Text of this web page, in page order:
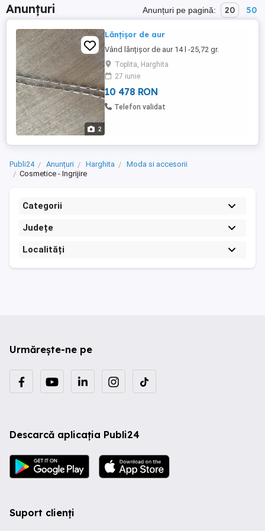
Anunțuri Anunțuri pe pagină: 20 50
2
Lănțișor de aur
Vând lănțișor de aur 14 l -25,72 gr.
Toplita, Harghita
27 iunie
10 478 RON
Telefon validat
Publi24 Anunțuri Harghita
Moda si accesorii
Cosmetice - Ingrijire
Categorii
Județe
Localități
Urmărește-ne pe
Descarcă aplicația Publi24
Suport clienți